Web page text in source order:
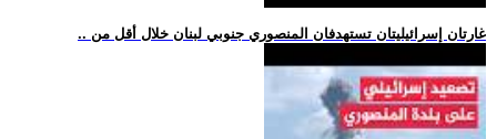
.. غارتان إسرائيليتان تستهدفان المنصوري جنوبي لبنان خلال أقل من